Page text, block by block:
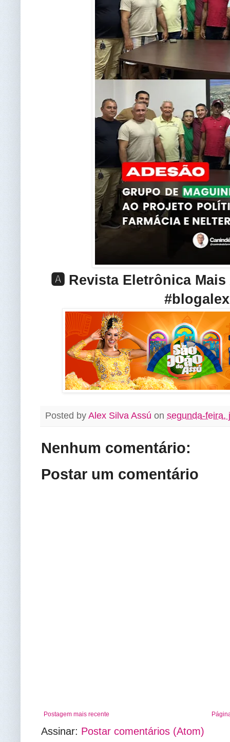
🅰️ Revista Eletrônica
Posted by Alex Silva Assú on segunda-feira,
Nenhum comentário:
Postar um comentário
Postagem mais recente
Assinar: Postar comentários (Atom)